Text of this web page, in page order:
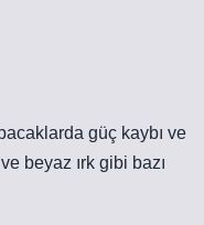
güç kaybı ve
beyaz ırk gibi bazı